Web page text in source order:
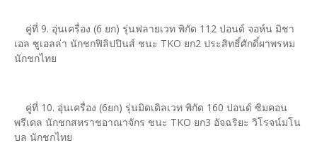
คู่ที่ 9. อุ่นเครื่อง (6 ยก) รุ่นฟลายเวท พิกัด 112 ปอนด์ จอห์น มิชา
เอล ซูเอลล่า นักชกฟิลิปปินส์ ชนะ TKO ยก2 ประสิทธิ์ศักดิ์ผาพรหม
นักชกไทย
คู่ที่ 10. อุ่นเครื่อง (6ยก) รุ่นมิดเดิลเวท พิกัด 160 ปอนด์ ซิมคอน
พรีเดล นักชกสหราชอาณาจักร ชนะ TKO ยก3 อัจฉริยะ วิโรจน์มโน
บล นักชกไทย